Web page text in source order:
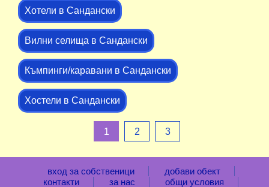
Хотели в Сандански
Вилни селища в Сандански
Къмпинги/каравани в Сандански
Хостели в Сандански
1 2 3
вход за собственици
добави обект
контакти
за нас общи условия